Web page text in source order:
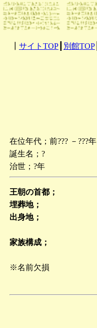
サイトTOP┃ 別館TOP┃
在位年代；前??? －???年
誕生名；?
治世；?年
王朝の首都；
埋葬地；
出身地；
家族構成；
※名前欠損